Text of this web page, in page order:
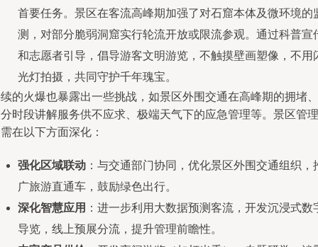
首要任务。景区在客流高峰期加强了对石窟本体及微环境的
测，对部分脆弱洞窟实行轮流开放或限流参观。通过科普宣
和志愿者引导，倡导游客文明游览，不触摸壁画塑像，不用
光灯拍摄，共同守护千年瑰宝。
的火爆也暴露出一些挑战，如景区外围交通在高峰期的拥堵、
时段讲解服务供不应求、极端天气下的应急管理等。景区管理
在以下方面深化：
强化区域联动 ：与交通部门协同，优化景区外围交通组织，
广旅游直通车，鼓励绿色出行。
深化智慧应用 ：进一步利用大数据预测客流，开发沉浸式数
导览，线上预展分流，提升管理前瞻性。